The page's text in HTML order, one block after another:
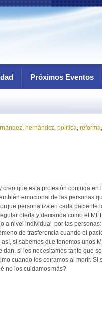
Próximos Eventos
hernández política reforma
creo que esta profesión conjuga en
emocional de las personas
personaliza en cada paciente
oferta y demanda como el
a nivel individual por las
de trasferencia cuando el
así, si sabemos que tenemos unos
dan, si les necesitamos tanto que
cuando los cerramos al morir. Si
no los cuidamos más?